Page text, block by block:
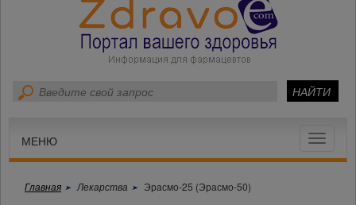
Toggle
МЕНЮ
Главная Лекарства Эрасмо-25 (Эрасмо-50)